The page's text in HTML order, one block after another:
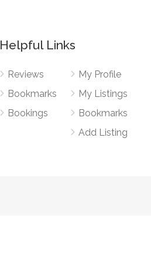
Helpful Links
Reviews
Bookmarks
Bookings
My Profile
My Listings
Bookmarks
Add Listing